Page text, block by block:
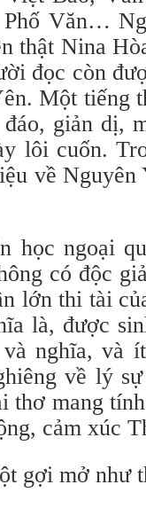
Văn…
thật Nina
đọc còn
Một tiếng
giản dị,
lôi cuốn.
về Nguyên
học ngoại
có độc
lớn thi tài
là, được
nghĩa, và
về lý
thơ mang
cảm xúc
gợi mở như